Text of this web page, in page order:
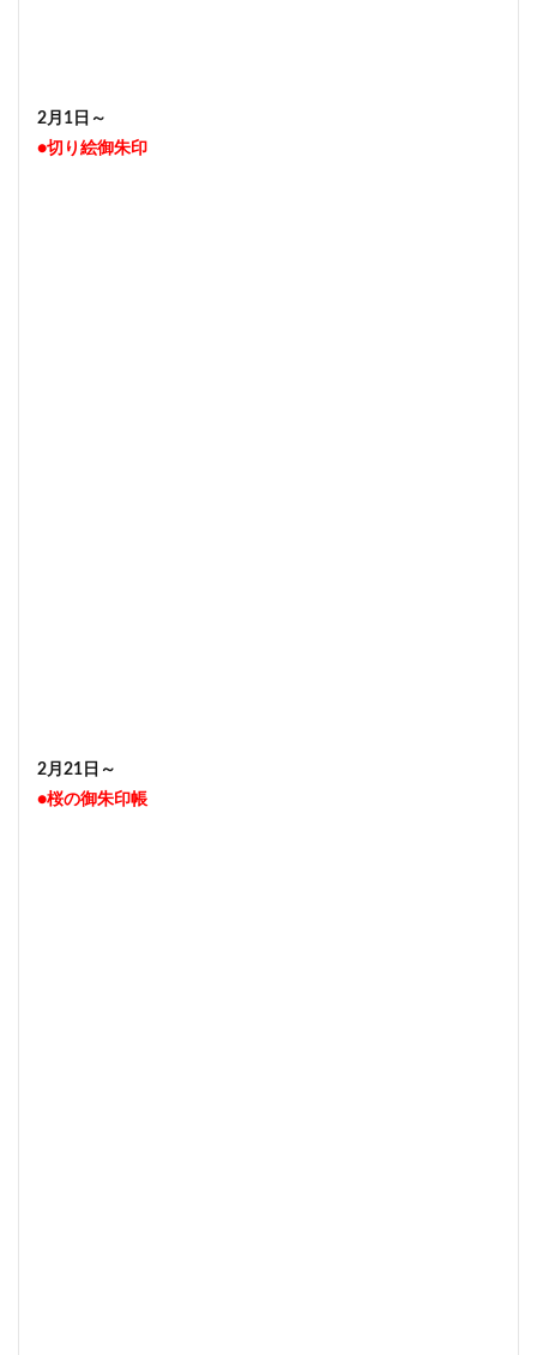
2月1日～
●切り絵御朱印
2月21日～
●桜の御朱印帳